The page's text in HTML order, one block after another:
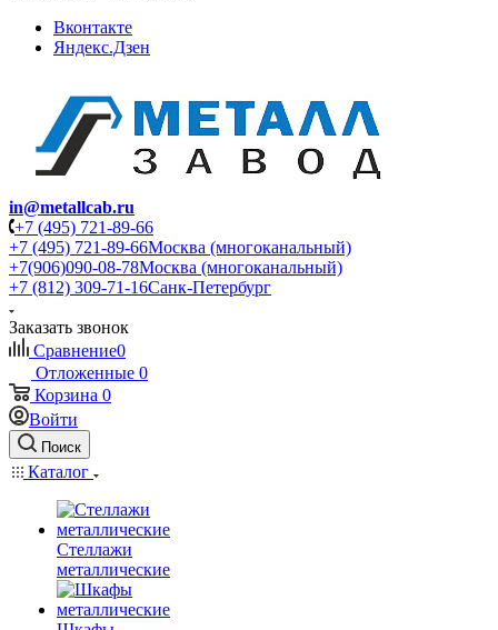
Вконтакте
Яндекс.Дзен
in@metallcab.ru
+7 (495) 721-89-66
+7 (495) 721-89-66Москва (многоканальный)
+7(906)090-08-78Москва (многоканальный)
+7 (812) 309-71-16Санк-Петербург
Заказать звонок
Сравнение0
Отложенные 0
Корзина 0
Войти
Поиск
Каталог
Стеллажи
металлические